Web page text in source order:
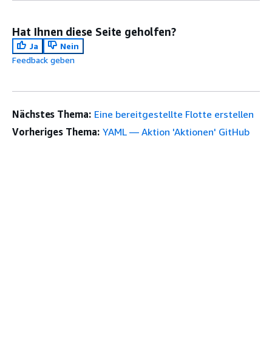
Hat Ihnen diese Seite geholfen?
Ja
Nein
Feedback geben
Nächstes Thema: Eine bereitgestellte Flotte erstellen
Vorheriges Thema: YAML — Aktion 'Aktionen' GitHub